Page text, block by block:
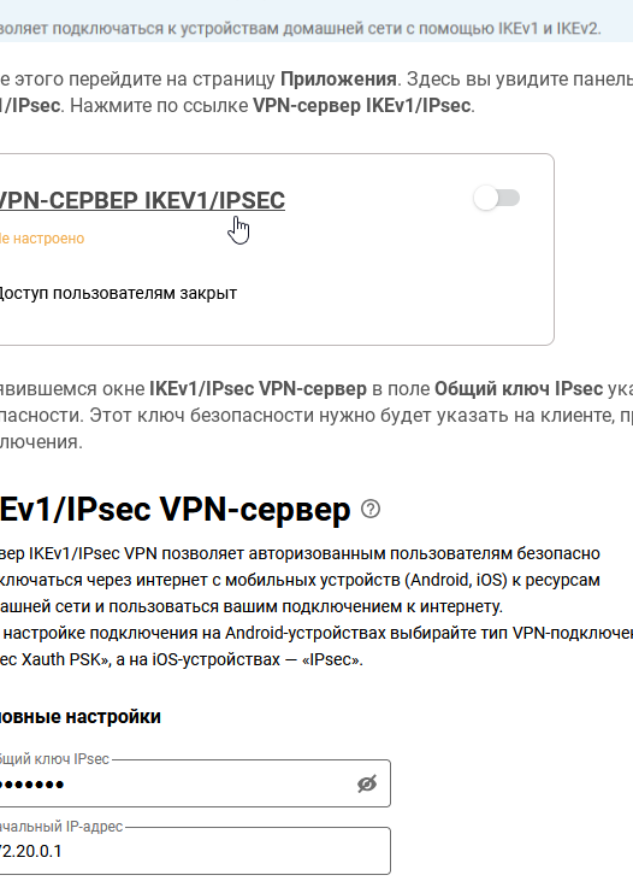
этого перейдите на страницу Приложения. Здесь вы увидите
IPsec. Нажмите по ссылке VPN-сервер IKEv1/IPsec.
окне IKEv1/IPsec VPN-серверв поле Общий ключ IPsec
Этот ключ безопасности нужно будет указать на клиенте,